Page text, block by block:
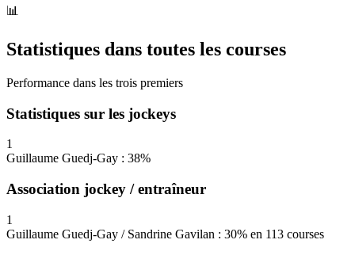
📊
Statistiques dans toutes les courses
Performance dans les trois premiers
Statistiques sur les jockeys
1
Guillaume Guedj-Gay : 38%
Association jockey / entraîneur
1
Guillaume Guedj-Gay / Sandrine Gavilan : 30% en 113 courses